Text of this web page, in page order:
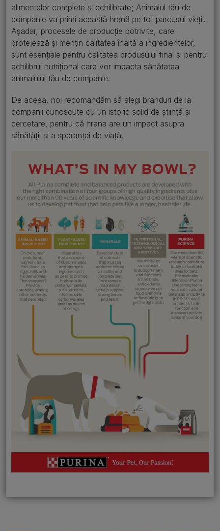
alimentelor complete și echilibrate; Animalul tău de
companie va primi această hrană pe tot parcusul vieții.
Așadar, procesele de producție potrivite, care
protejează și mențin calitatea înaltă a ingredientelor,
sunt esențiale pentru calitatea produsului final și pentru
echilibrul nutrițional care vor impacta sănătatea
animalului tău de companie.
De aceea, noi recomandăm să alegi branduri de la
companii cunoscute cu un istoric solid de știință și
cercetare, pentru că hrana are un impact asupra
sănătății și a speranței de viață.